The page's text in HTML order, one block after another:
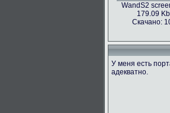
WandS2
179.09
Скачано:
У меня есть
адекватно.